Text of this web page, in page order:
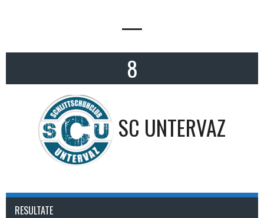
—
8
SC UNTERVAZ
RESULTATE